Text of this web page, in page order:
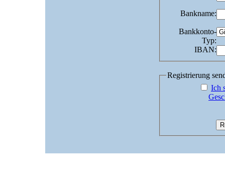
Bankname:
Bankkonto-
Typ:
IBAN:
Registrierung
Ich